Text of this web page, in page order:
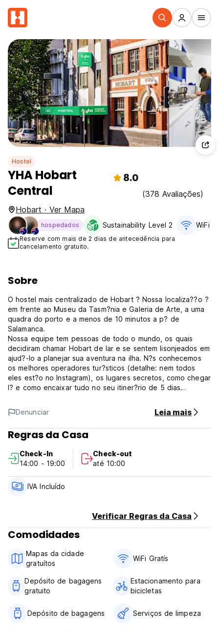
Hostel
YHA Hobart
Central
8.0
(378 Avaliações)
Hobart · Ver Mapa
hospedados Sustainability Level 2 WiFi
Reserve com mais de 2 dias de antecedência para
cancelamento gratuito.
Sobre
O hostel mais centralizado de Hobart ? Nossa localiza??o ?
em frente ao Museu da Tasm?nia e Galeria de Arte, a uma
quadra do porto e a menos de 10 minutos a p? de
Salamanca.
Nossa equipe tem pessoas de todo o mundo, os quais
decidiram chamar Hobart de lar e se sentem lisonjeados em
ajud?-lo a planejar sua aventura na ilha. N?s conhecemos
os melhores operadores tur?sticos (detalhe: nem todos
eles est?o no Instagram), os lugares secretos, como chegar
l? e como encaixar tudo no seu itiner?rio de 5 dias
? ?apenas aquela pequena ilha abaixo da Austr?lia?,
certo?).
Se voc? preferir recomenda??es de lugarem baratos para
um bom caf? e produtos locais incr?veis, ent?o
atividades regulares que mudam com a temporada, ent?o
confira o nosso site para ver o que est? acontecendo no
momento.
O hor?rio de funcionamento da recep??o ? das 8h ?s 22h.
supervisor de plant?o ir? ajud?-lo.
Denunciar Leia mais
Regras da Casa
Check-In
14:00 - 19:00
Check-out
até 10:00
IVA Incluído
Verificar Regras da Casa
Comodidades
Mapas da cidade
gratuítos
WiFi Gratís
Depósito de bagagens
gratuito
Estacionamento para
bicicletas
Depósito de bagagens Serviços de limpeza